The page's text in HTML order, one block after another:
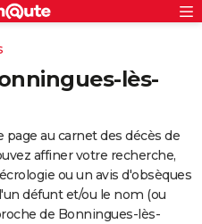
lès-
au carnet des décès de
affiner votre recherche,
ou un avis d'obsèques
défunt et/ou le nom (ou
de Bonningues-lès-